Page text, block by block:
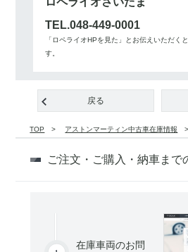
TEL.048-449-0001
「ロペライオHPを見た」とお伝えいただく
す。
戻る
TOP アストンマーティン中古車在庫情報
ご注文・ご購入・納車まで
在庫車両のお問